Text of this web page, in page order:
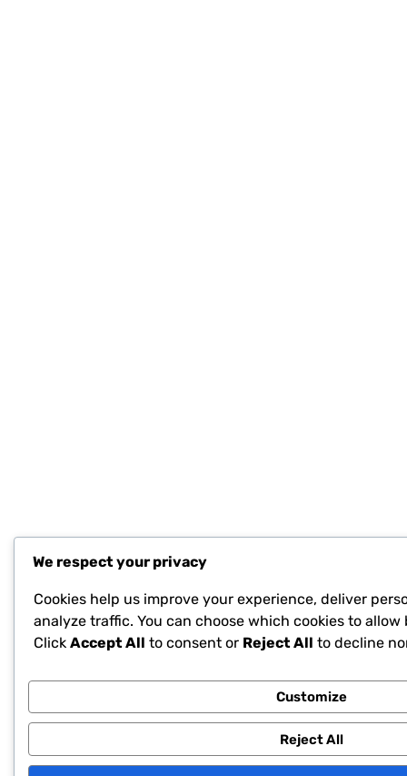
We respect your privacy
Cookies help us improve your experience, deliver
analyze traffic. You can choose which cookies to
Click Accept All to consent or Reject All to decline
Customize
Reject All